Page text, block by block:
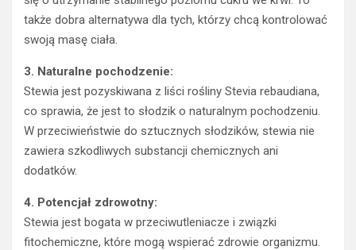
także dobra alternatywa dla tych, którzy chcą kontrolować
swoją masę ciała.
3. Naturalne pochodzenie:
Stewia jest pozyskiwana z liści rośliny Stevia rebaudiana,
co sprawia, że jest to słodzik o naturalnym pochodzeniu.
W przeciwieństwie do sztucznych słodzików, stewia nie
zawiera szkodliwych substancji chemicznych ani
dodatków.
4. Potencjał zdrowotny:
Stewia jest bogata w przeciwutleniacze i związki
fitochemiczne, które mogą wspierać zdrowie organizmu.